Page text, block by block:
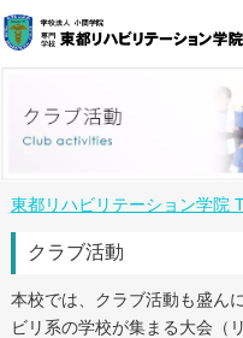
東都リハビリテーション学院
クラブ活動
本校では、クラブ活動も盛ん
ビリ系の学校が集まる大会（